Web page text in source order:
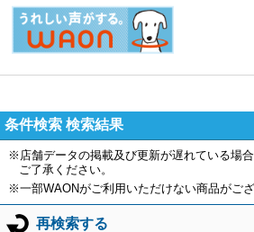
条件検索 検索結果
※店舗データの掲載及び更新が遅れている場
ご了承ください。
※一部WAONがご利用いただけない商品がござ
再検索する